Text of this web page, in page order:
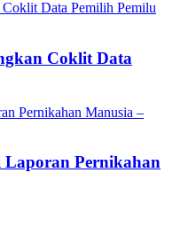
Coklit Data
Pernikahan